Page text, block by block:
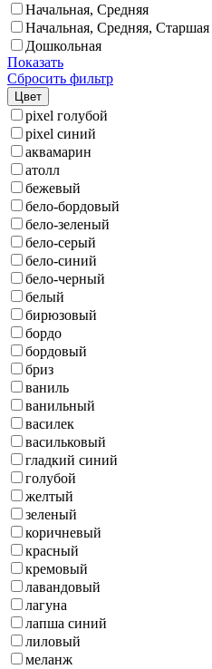
Начальная, Средняя
Начальная, Средняя, Старшая
Дошкольная
Показать
Сбросить фильтр
Цвет
pixel голубой
pixel синий
аквамарин
атолл
бежевый
бело-бордовый
бело-зеленый
бело-серый
бело-синий
бело-черный
белый
бирюзовый
бордо
бордовый
бриз
ваниль
ванильный
василек
васильковый
гладкий синий
голубой
желтый
зеленый
коричневый
красный
кремовый
лавандовый
лагуна
лапша синий
лиловый
меланж